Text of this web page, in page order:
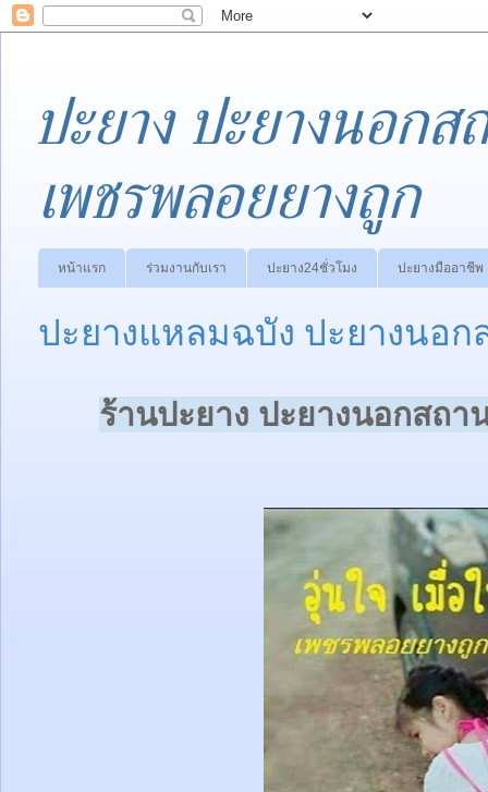
ปะยาง ปะยางนอก
เพชรพลอยยางถูก
หน้าแรก ร่วมงานกับเรา ปะยาง24ชั่วโมง ปะยางมืออาชีพ
ปะยางแหลมฉบัง ปะยางนอก
ร้านปะยาง ปะยางนอกสถา